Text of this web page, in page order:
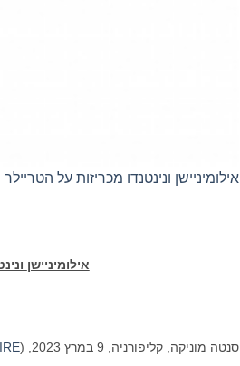
אילומיניישן ונינטנדו מכריזות על
אילומיניישן
סנטה מוניקה, קליפורניה, 9 במרץ 2023, (